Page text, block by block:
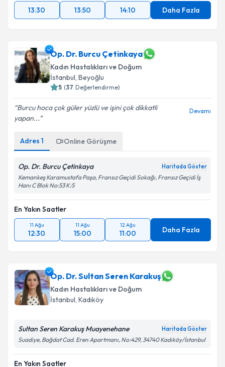
Takvim Talebini Gönder
13:30
13:50 14:10 Daha Fazla
Op. Dr. Burcu Çetinkaya
Kadın Hastalıkları ve Doğum
İstanbul, Beyoğlu
5 (37 Değerlendirme)
Burcu hoca çok güler yüzlü ve işini çok dikkatli
yapan...
Devamı
Adres 1 Online Görüşme
Op. Dr. Burcu Çetinkaya Haritada Göster
Kemankeş Karamustafa Paşa, Fransız Geçidi Sokağı, Fransız Geçidi İş
Hanı C Blok No:53 K:5
En Yakın Saatler
11 Ağu
12:30
11 Ağu
15:00
12 Ağu
11:00 Daha Fazla
Op. Dr. Sultan Seren Karakuş
Kadın Hastalıkları ve Doğum
İstanbul, Kadıköy
Sultan Seren Karakuş Muayenehane Haritada Göster
Suadiye, Bağdat Cad. Eren Apartmanı, No:429, 34740 Kadıköy/İstanbul
En Yakın Saatler